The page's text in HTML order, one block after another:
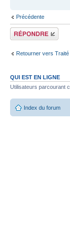
Précédente
Répondre
Retourner vers
QUI EST EN LIGNE
Utilisateurs parcourant
Index du forum